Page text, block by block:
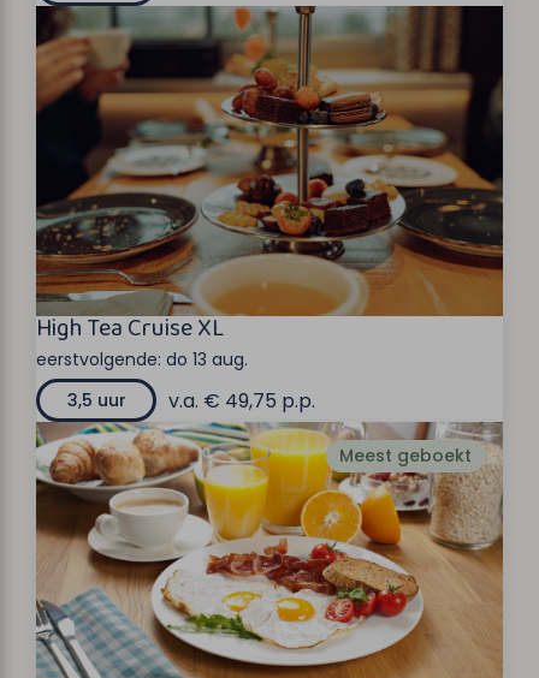
High Tea Cruise XL
eerstvolgende: do 13 aug.
3,5 uur
v.a. € 49,75 p.p.
Meest geboekt